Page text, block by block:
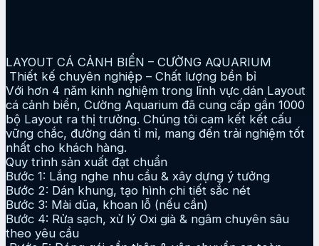
LAYOUT CÁ CẢNH BIỂN – CƯỜNG AQUARIUM
Thiết kế chuyên nghiệp – Chất lượng bền bỉ
Với hơn 4 năm kinh nghiệm trong lĩnh vực dán Layout
cá cảnh biển, Cường Aquarium đã cung cấp gần 1000
bộ Layout ra thị trường. Chúng tôi cam kết kết cấu
vững chắc, đường dán tỉ mỉ, mang đến trải nghiệm tốt
nhất cho khách hàng.
Quy trình sản xuất đạt chuẩn
Bước 1: Lắng nghe nhu cầu & xây dựng ý tưởng
Bước 2: Dán khung, tạo hình chi tiết sắc nét
Bước 3: Mài dũa, khoan lỗ (nếu cần)
Bước 4: Rửa sạch, xử lý Oxi già & ngâm chuyên sâu
theo yêu cầu